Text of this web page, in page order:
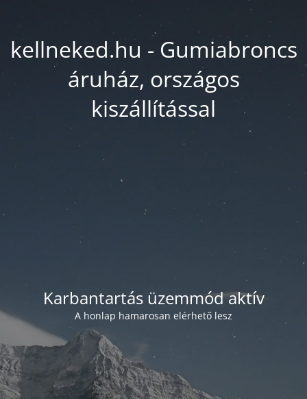
kellneked.hu - Gumiabroncs
áruház, országos
kiszállítással
Karbantartás üzemmód aktív
A honlap hamarosan elérhető lesz